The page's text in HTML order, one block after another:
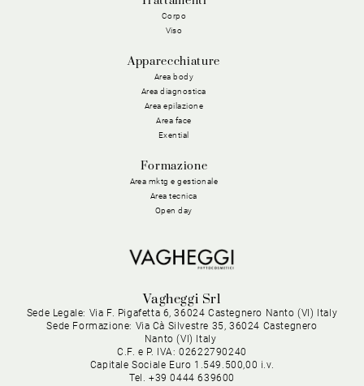
Corpo
Viso
Apparecchiature
Area body
Area diagnostica
Area epilazione
Area face
Exential
Formazione
Area mktg e gestionale
Area tecnica
Open day
Vagheggi Srl
Sede Legale: Via F. Pigafetta 6, 36024 Castegnero Nanto (VI) Italy
Sede Formazione: Via Cà Silvestre 35, 36024 Castegnero
Nanto (VI) Italy
C.F. e P. IVA: 02622790240
Capitale Sociale Euro 1.549.500,00 i.v.
Tel. +39 0444 639600